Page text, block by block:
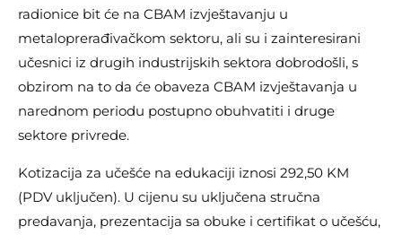
radionice bit će na CBAM izvještavanju u
metaloprerađivačkom sektoru, ali su i zainteresirani
učesnici iz drugih industrijskih sektora dobrodošli, s
obzirom na to da će obaveza CBAM izvještavanja u
narednom periodu postupno obuhvatiti i druge
sektore privrede.
Kotizacija za učešće na edukaciji iznosi 292,50 KM
(PDV uključen). U cijenu su uključena stručna
predavanja, prezentacija sa obuke i certifikat o učešću,